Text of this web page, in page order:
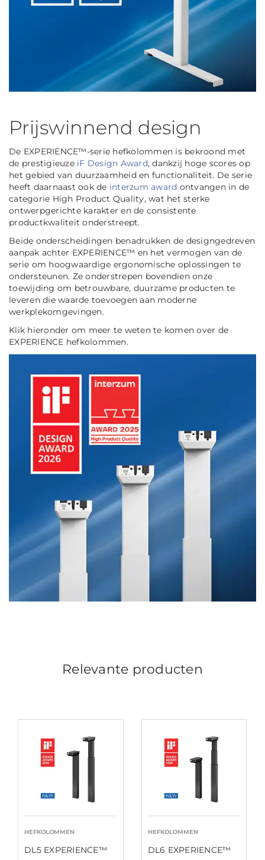
Prijswinnend design
De EXPERIENCE™-serie hefkolommen is bekroond met
de prestigieuze iF Design Award, dankzij hoge scores op
het gebied van duurzaamheid en functionaliteit. De serie
heeft daarnaast ook de interzum award ontvangen in de
categorie High Product Quality, wat het sterke
ontwerpgerichte karakter en de consistente
productkwaliteit onderstreept.
Beide onderscheidingen benadrukken de designgedreven
aanpak achter EXPERIENCE™ en het vermogen van de
serie om hoogwaardige ergonomische oplossingen te
ondersteunen. Ze onderstrepen bovendien onze
toewijding om betrouwbare, duurzame producten te
leveren die waarde toevoegen aan moderne
werkplekomgevingen.
Klik hieronder om meer te weten te komen over de
EXPERIENCE hefkolommen.
Relevante producten
HEFKOLOMMEN
DL5 EXPERIENCE™
HEFKOLOMMEN
DL6 EXPERIENCE™